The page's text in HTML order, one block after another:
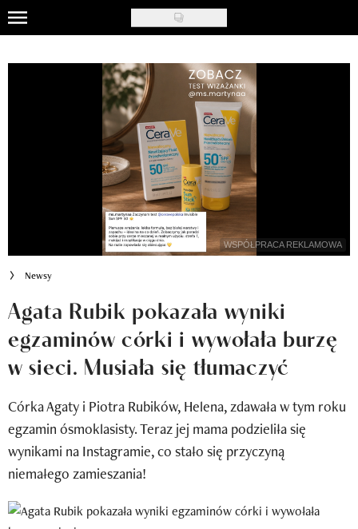
Skip
to
main
Newsy
Newsletter
Wizaz Summer Influ School
Mój profil / Zarejestruj się
WSPÓŁPRACA REKLAMOWA
Newsy
Agata Rubik pokazała wyniki
egzaminów córki i wywołała burzę
w sieci. Musiała się tłumaczyć
Córka Agaty i Piotra Rubików, Helena, zdawała w tym roku
egzamin ósmoklasisty. Teraz jej mama podzieliła się
wynikami na Instagramie, co stało się przyczyną
niemałego zamieszania!